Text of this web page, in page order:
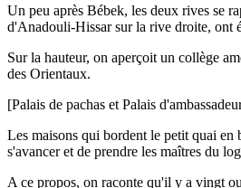
Un peu après Bébek, les deux rives se
d'Anadouli-Hissar sur la rive droite, ont
Sur la hauteur, on aperçoit un collège
des Orientaux.
[Palais de pachas et Palais
Les maisons qui bordent le petit quai en
s'avancer et de prendre les maîtres du
A ce propos, on raconte qu'il y a vingt